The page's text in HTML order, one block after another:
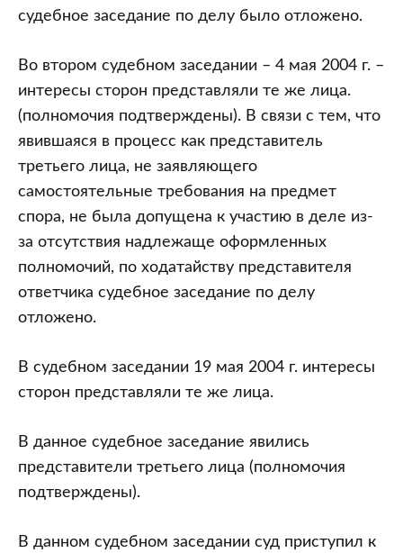
судебное заседание по делу было отложено.
Во втором судебном заседании – 4 мая 2004 г. –
интересы сторон представляли те же лица.
(полномочия подтверждены). В связи с тем, что
явившаяся в процесс как представитель
третьего лица, не заявляющего
самостоятельные требования на предмет
спора, не была допущена к участию в деле из-
за отсутствия надлежаще оформленных
полномочий, по ходатайству представителя
ответчика судебное заседание по делу
отложено.
В судебном заседании 19 мая 2004 г. интересы
сторон представляли те же лица.
В данное судебное заседание явились
представители третьего лица (полномочия
подтверждены).
В данном судебном заседании суд приступил к